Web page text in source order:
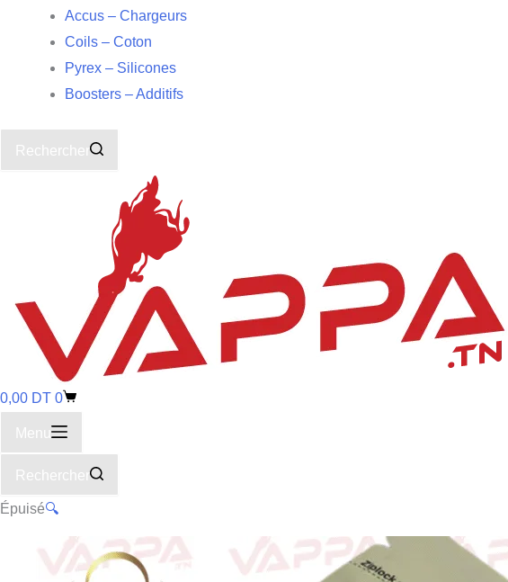
Accus – Chargeurs
Coils – Coton
Pyrex – Silicones
Boosters – Additifs
Rechercher
0,00 DT 0
Menu
Rechercher
Épuisé🔍